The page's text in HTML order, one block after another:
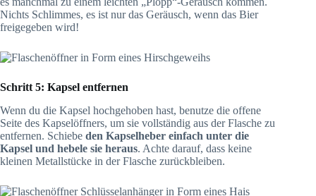
Nichts Schlimmes, es ist nur das Geräusch, wenn das Bier
freigegeben wird!
Schritt 5: Kapsel entfernen
Wenn du die Kapsel hochgehoben hast, benutze die offene
Seite des Kapselöffners, um sie vollständig aus der Flasche zu
entfernen. Schiebe den Kapselheber einfach unter die
Kapsel und hebele sie heraus. Achte darauf, dass keine
kleinen Metallstücke in der Flasche zurückbleiben.